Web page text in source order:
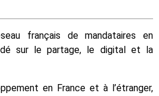
français de mandataires en
sur le partage, le digital et la
en France et à l’étranger,